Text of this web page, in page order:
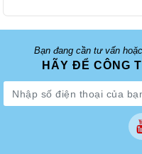
Bạn đang cần tư vấn
HÃY ĐỂ CÔNG